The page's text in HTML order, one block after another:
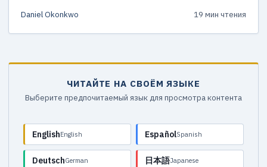
Daniel Okonkwo 19 мин чтения
ЧИТАЙТЕ НА СВОЁМ ЯЗЫКЕ
Выберите предпочитаемый язык для просмотра контента
EnglishEnglish EspañolSpanish
DeutschGerman 日本語Japanese